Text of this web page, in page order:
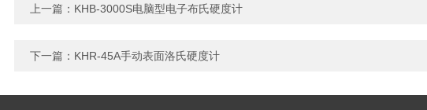
上一篇： KHB-3000S电脑型电子布氏硬度计
下一篇： KHR-45A手动表面洛氏硬度计